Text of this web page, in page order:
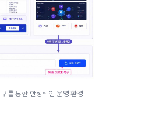
를 통한 안정적인 운영 환경